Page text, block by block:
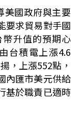
美國政府與主要
要求貿易對手國
升值的預期心
台積電上漲4.6
，上漲552點，
內匯市美元供給
基於職責已適時